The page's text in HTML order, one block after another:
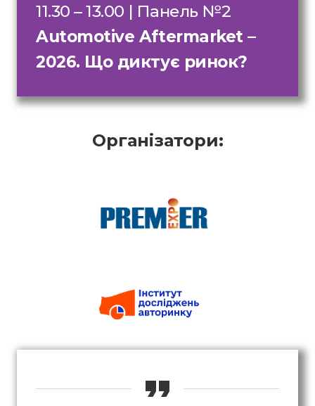
11.30 – 13.00 | Панель №2
Automotive Aftermarket –
2026. Що диктує ринок?
Організатори: